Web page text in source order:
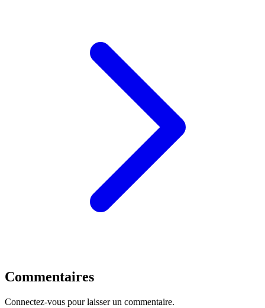
Commentaires
Connectez-vous pour laisser un commentaire.